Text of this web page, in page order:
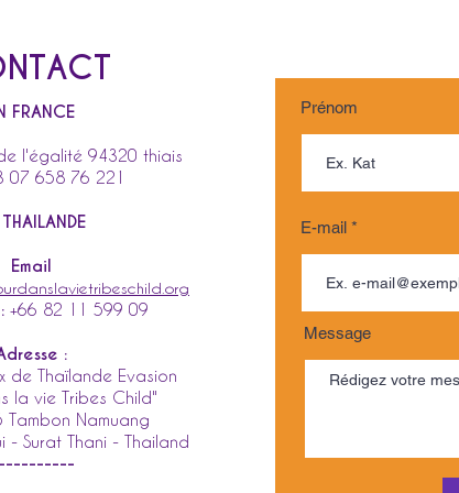
FRANCE
l'égalité 94320 thiais
07 658 76 221
Email
+66 82 11 599 09
:
de Thaïlande Evasion
la vie Tribes Child"
Tambon Namuang
- Surat Thani - Thailand
Prénom
E-mail
Message